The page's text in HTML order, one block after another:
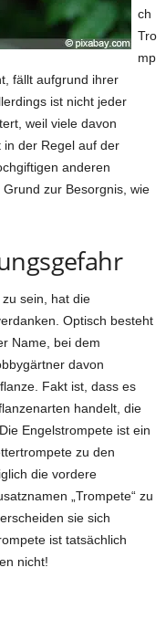
ch
Tro
mp
fällt aufgrund ihrer
ist nicht jeder
weil viele davon
in der Regel auf der
anderen
zur Besorgnis, wie
sein, hat die
Optisch besteht
Name, bei dem
davon
Fakt ist, dass es
handelt, die
Engelstrompete ist ein
zu den
die vordere
„Trompete“ zu
sie sich
ist tatsächlich
nicht!